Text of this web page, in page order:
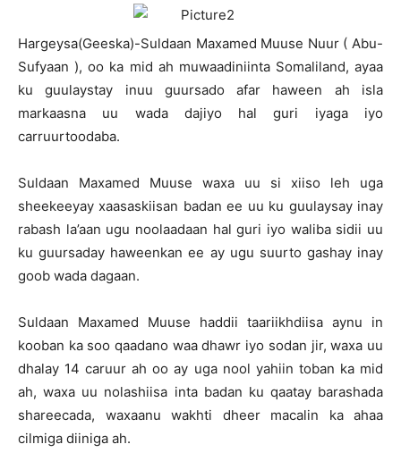
Hargeysa(Geeska)-Suldaan Maxamed Muuse Nuur ( Abu-
Sufyaan ), oo ka mid ah muwaadiniinta Somaliland, ayaa
ku guulaystay inuu guursado afar haween ah isla
markaasna uu wada dajiyo hal guri iyaga iyo
carruurtoodaba.
Suldaan Maxamed Muuse waxa uu si xiiso leh uga
sheekeeyay xaasaskiisan badan ee uu ku guulaysay inay
rabash la’aan ugu noolaadaan hal guri iyo waliba sidii uu
ku guursaday haweenkan ee ay ugu suurto gashay inay
goob wada dagaan.
Suldaan Maxamed Muuse haddii taariikhdiisa aynu in
kooban ka soo qaadano waa dhawr iyo sodan jir, waxa uu
dhalay 14 caruur ah oo ay uga nool yahiin toban ka mid
ah, waxa uu nolashiisa inta badan ku qaatay barashada
shareecada, waxaanu wakhti dheer macalin ka ahaa
cilmiga diiniga ah.